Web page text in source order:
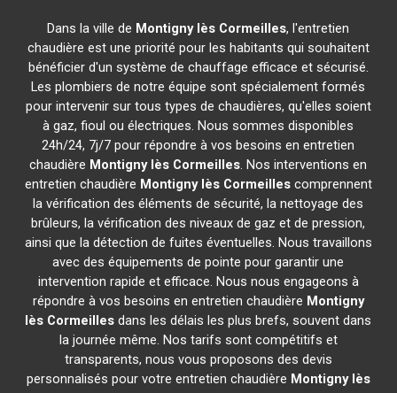
Dans la ville de Montigny lès Cormeilles, l'entretien
chaudière est une priorité pour les habitants qui souhaitent
bénéficier d'un système de chauffage efficace et sécurisé.
Les plombiers de notre équipe sont spécialement formés
pour intervenir sur tous types de chaudières, qu'elles soient
à gaz, fioul ou électriques. Nous sommes disponibles
24h/24, 7j/7 pour répondre à vos besoins en entretien
chaudière Montigny lès Cormeilles. Nos interventions en
entretien chaudière Montigny lès Cormeillescomprennent
la vérification des éléments de sécurité, la nettoyage des
brûleurs, la vérification des niveaux de gaz et de pression,
ainsi que la détection de fuites éventuelles. Nous travaillons
avec des équipements de pointe pour garantir une
intervention rapide et efficace. Nous nous engageons à
répondre à vos besoins en entretien chaudière Montigny
lès Cormeilles dans les délais les plus brefs, souvent dans
la journée même. Nos tarifs sont compétitifs et
transparents, nous vous proposons des devis
personnalisés pour votre entretien chaudière Montigny lès